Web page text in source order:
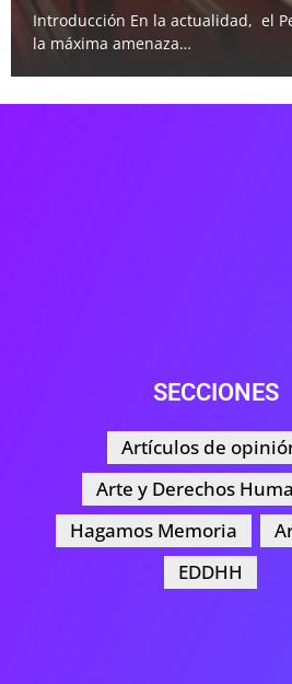
Introducción En la actualidad, el
la máxima amenaza…
SECCIONES
Artículos de
Arte y Derechos
Hagamos Memoria
EDDHH